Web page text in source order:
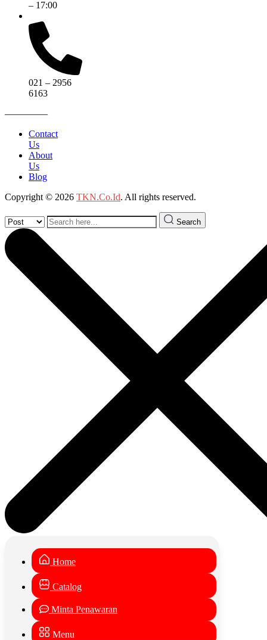
– 17:00
021 – 2956
6163
————–
Contact
Us
About
Us
Blog
Copyright © 2026 TKN.Co.Id. All rights reserved.
Search
Home
Catalog
Minta Penawaran
Menu